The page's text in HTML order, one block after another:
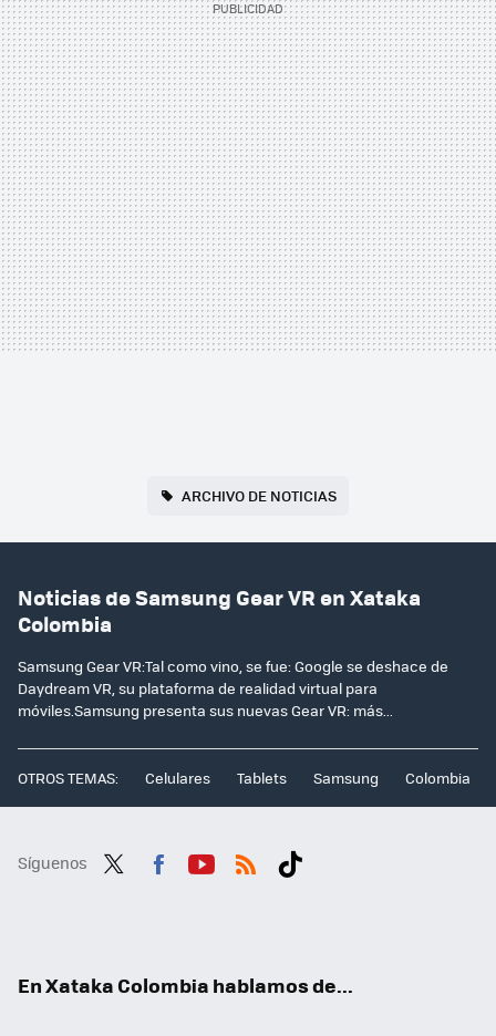
ARCHIVO DE NOTICIAS
Noticias de Samsung Gear VR en Xataka
Colombia
Samsung Gear VR:Tal como vino, se fue: Google se deshace de
Daydream VR, su plataforma de realidad virtual para
móviles.Samsung presenta sus nuevas Gear VR: más...
OTROS TEMAS: Celulares Tablets Samsung Colombia
Síguenos
En Xataka Colombia hablamos de...